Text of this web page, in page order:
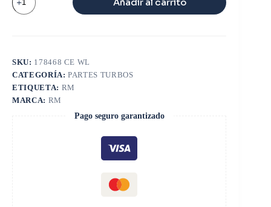
ESCAPE
CAT
SKU: 178468 CE WL
CATEGORÍA:PARTES TURBOS
ETIQUETA: RM
MARCA: RM
Pago seguro garantizado